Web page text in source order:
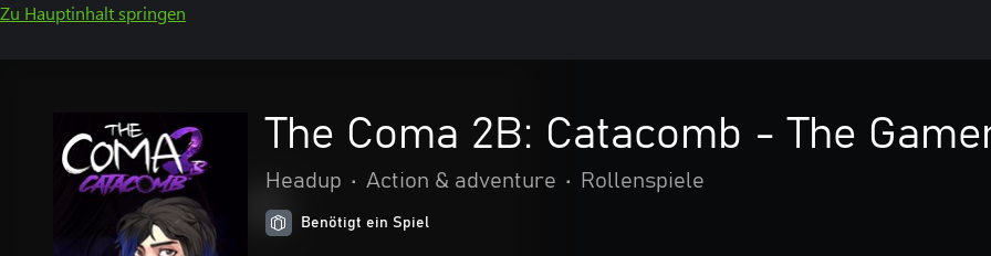
Zu Hauptinhalt springen
The Coma 2B: Catacomb - The
Headup • Action & adventure • Rollenspiele
Benötigt ein Spiel